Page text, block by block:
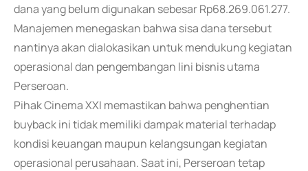
dana yang belum digunakan sebesar Rp68.269.061.277.
Manajemen menegaskan bahwa sisa dana tersebut
nantinya akan dialokasikan untuk mendukung kegiatan
operasional dan pengembangan lini bisnis utama
Perseroan.
Pihak Cinema XXI memastikan bahwa penghentian
buyback ini tidak memiliki dampak material terhadap
kondisi keuangan maupun kelangsungan kegiatan
operasional perusahaan. Saat ini, Perseroan tetap